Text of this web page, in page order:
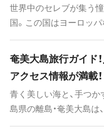
らいつかは訪れてみた
はないでしょうか。 こ
行に必要な基本情報、
の他に知っておくと便
きます。
世界中のセレブが集う
国。この国はヨーロッ
級クルーザーやヨット
ランプリをはじめとす
数々など、まさに「異世
ろが満載です。このペ
基本情報、おすすめのツ
ておくと便利な情報や
奄美大島旅行ガイド
アクセス情報が満載！
青く美しい海と、手つ
島県の離島・奄美大島は